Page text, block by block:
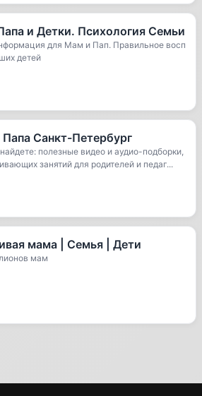
и Детки. Психология Семьи
для Мам и Пап. Правильное восп
детей
Санкт-Петербург
полезные видео и аудио-подборки,
занятий для родителей и педаг...
мама | Семья | Дети
мам